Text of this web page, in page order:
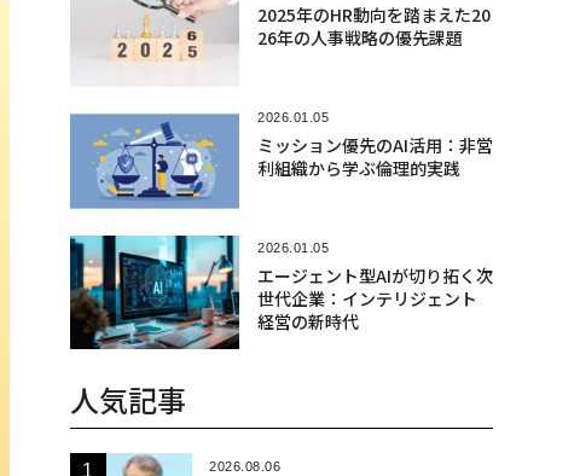
2025年のHR動向を踏まえた20
26年の人事戦略の優先課題
2026.01.05
ミッション優先のAI活用：非営
利組織から学ぶ倫理的実践
2026.01.05
エージェント型AIが切り拓く次
世代企業：インテリジェント
経営の新時代
人気記事
2026.08.06